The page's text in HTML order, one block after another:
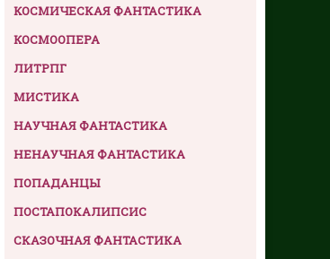
КОСМИЧЕСКАЯ ФАНТАСТИКА
КОСМООПЕРА
ЛИТРПГ
МИСТИКА
НАУЧНАЯ ФАНТАСТИКА
НЕНАУЧНАЯ ФАНТАСТИКА
ПОПАДАНЦЫ
ПОСТАПОКАЛИПСИС
СКАЗОЧНАЯ ФАНТАСТИКА